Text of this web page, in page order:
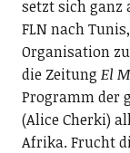
setzt sich ganz
FLN nach
Organisation
die Zeitung El
Programm der
(Alice Cherki)
Afrika. Frucht